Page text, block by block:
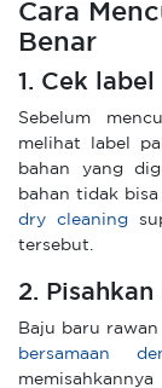
Cara
Benar
1. Cek label
Sebelum
melihat label
bahan yang
bahan tidak
dry cleaning
tersebut.
2.
Baju baru
bersamaan